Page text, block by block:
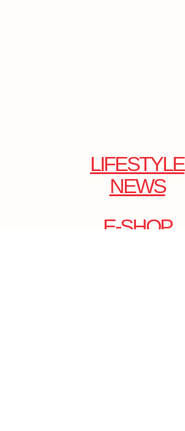
LIFESTYLE
NEWS
E-SHOP